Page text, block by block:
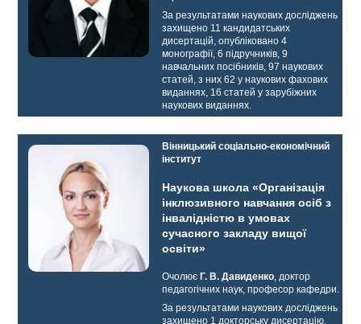
За результатами наукових досліджень
захищено 11 кандидатських
дисертацій, опубліковано 4
монографії, 6 підручників, 9
навчальних посібників, 97 наукових
статей, з них 62 у наукових фахових
виданнях, 16 статей у зарубіжних
наукових виданнях.
Вінницький соціально-економічний
інститут
Наукова школа «Організація
інклюзивного навчання осіб з
інвалідністю в умовах
сучасного закладу вищої
освіти»
Очолює Г. В. Давиденко, доктор
педагогічних наук, професор кафедри.
За результатами наукових досліджень
захищено 1 докторську дисертацію,